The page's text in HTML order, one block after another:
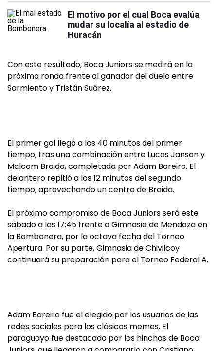
El motivo por el cual Boca evalúa
mudar su localía al estadio de
Huracán
Con este resultado, Boca Juniors se medirá en la
próxima ronda frente al ganador del duelo entre
Sarmiento y Tristán Suárez.
El primer gol llegó a los 40 minutos del primer
tiempo, tras una combinación entre Lucas Janson y
Malcom Braida, completada por Adam Bareiro. El
delantero repitió a los 12 minutos del segundo
tiempo, aprovechando un centro de Braida.
El próximo compromiso de Boca Juniors será este
sábado a las 17:45 frente a Gimnasia de Mendoza en
la Bombonera, por la octava fecha del Torneo
Apertura. Por su parte, Gimnasia de Chivilcoy
continuará su preparación para el Torneo Federal A.
Adam Bareiro fue el elegido por los usuarios de las
redes sociales para los clásicos memes. El
paraguayo fue destacado por los hinchas de Boca